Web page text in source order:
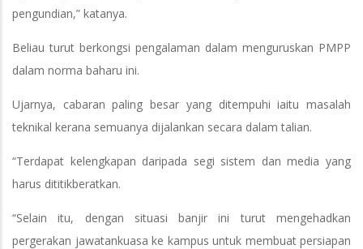
pengundian,” katanya.
Beliau turut berkongsi pengalaman dalam menguruskan PMPP
dalam norma baharu ini.
Ujarnya, cabaran paling besar yang ditempuhi iaitu masalah
teknikal kerana semuanya dijalankan secara dalam talian.
“Terdapat kelengkapan daripada segi sistem dan media yang
harus dititikberatkan.
“Selain itu, dengan situasi banjir ini turut mengehadkan
pergerakan jawatankuasa ke kampus untuk membuat persiapan